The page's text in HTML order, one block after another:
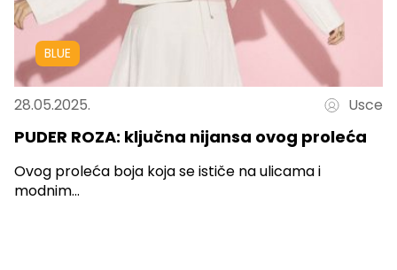
BLUE
28.05.2025. Usce
PUDER ROZA: ključna nijansa ovog proleća
Ovog proleća boja koja se ističe na ulicama i
modnim...